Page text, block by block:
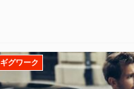
ギグワーク